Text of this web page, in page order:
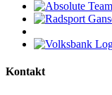
Kontakt